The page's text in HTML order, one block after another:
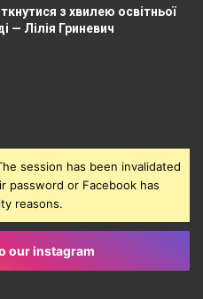
з хвилею освітньої
— Лілія Гриневич
session has been invalidated
password or Facebook has
reasons.
our instagram